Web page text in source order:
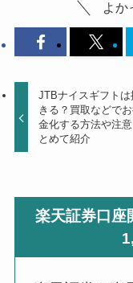
よか
JTBナイスギフトは
きる？買取などで
金化する方法や注意
とめて紹介
楽天証券口座